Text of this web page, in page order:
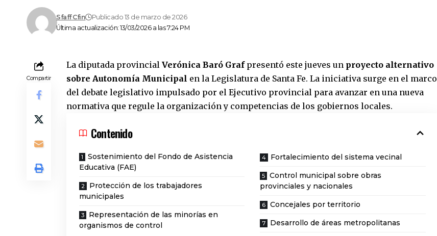
Última actualización: 13/03/2026 a las 7:24 PM
Sfaff Cfin Publicado 13 de marzo de 2026
Compartir
La diputada provincial Verónica Baró Grafpresentó este jueves un proyecto alternativo
sobre Autonomía Municipal en la Legislatura de Santa Fe. La iniciativa surge en el marco
del debate legislativo impulsado por el Ejecutivo provincial para avanzar en una nueva
normativa que regule la organización y competencias de los gobiernos locales.
Contenido
Sostenimiento del Fondo de Asistencia
Educativa (FAE)
Protección de los trabajadores
municipales
Representación de las minorías en
organismos de control
Fortalecimiento del sistema vecinal
Control municipal sobre obras
provinciales y nacionales
Concejales por territorio
Desarrollo de áreas metropolitanas